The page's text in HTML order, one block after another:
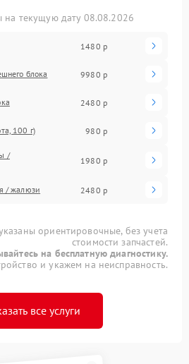
на текущую дату 08.08.2026
1480 р
блока 9980 р
2480 р
100 г) 980 р
/
1980 р
/ жалюзи 2480 р
ориентировочные, без учета
стоимости запчастей.
на бесплатную диагностику.
и укажем на неисправность.
все услуги